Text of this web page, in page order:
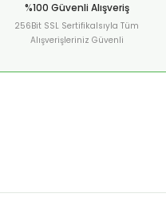
%100 Güvenli Alışveriş
256Bit SSL Sertifikalsıyla Tüm
Alışverişleriniz Güvenli